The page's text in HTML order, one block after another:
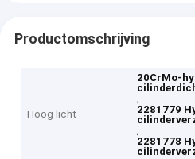
Productomschrijving
Hoog licht
20CrMo-
,
2281779
,
2281778